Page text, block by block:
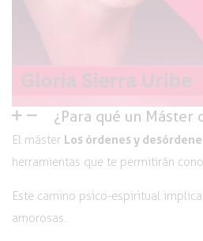
¿Para qué un Máster
El máster Los órdenes y
herramientas que te permitirán
Este camino psico-espiritual
amorosas.